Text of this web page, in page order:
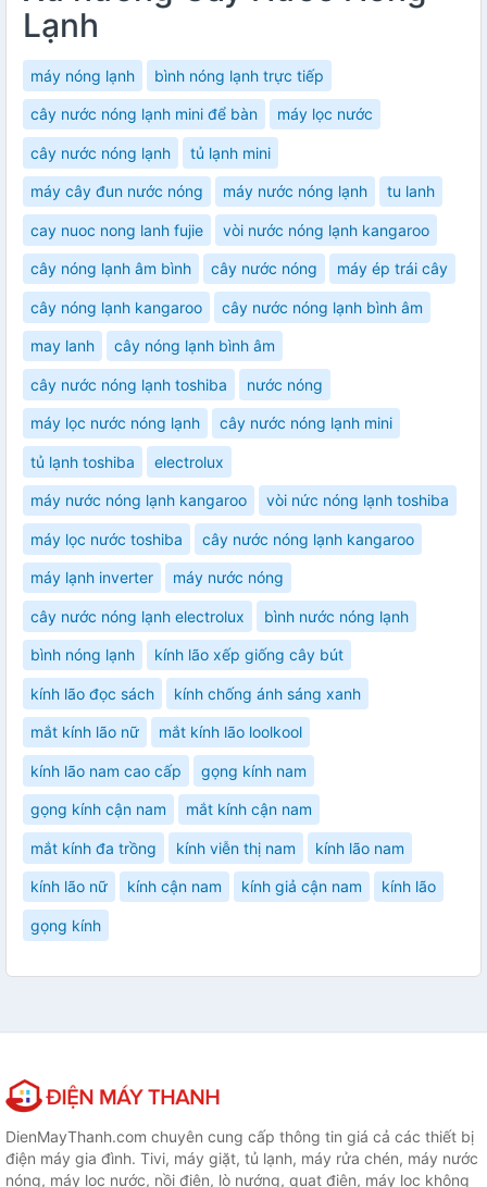
Lạnh
máy nóng lạnh bình nóng lạnh trực tiếp
cây nước nóng lạnh mini để bàn máy lọc nước
cây nước nóng lạnh tủ lạnh mini
máy cây đun nước nóng máy nước nóng lạnh tu lanh
cay nuoc nong lanh fujie vòi nước nóng lạnh kangaroo
cây nóng lạnh âm bình cây nước nóng máy ép trái cây
cây nóng lạnh kangaroo cây nước nóng lạnh bình âm
may lanh cây nóng lạnh bình âm
cây nước nóng lạnh toshiba nước nóng
máy lọc nước nóng lạnh cây nước nóng lạnh mini
tủ lạnh toshiba electrolux
máy nước nóng lạnh kangaroo vòi nức nóng lạnh toshiba
máy lọc nước toshiba cây nước nóng lạnh kangaroo
máy lạnh inverter máy nước nóng
cây nước nóng lạnh electrolux bình nước nóng lạnh
bình nóng lạnh kính lão xếp giống cây bút
kính lão đọc sách kính chống ánh sáng xanh
mắt kính lão nữ mắt kính lão loolkool
kính lão nam cao cấp gọng kính nam
gọng kính cận nam mắt kính cận nam
mắt kính đa trồng kính viễn thị nam kính lão nam
kính lão nữ kính cận nam kính giả cận nam kính lão
gọng kính
DienMayThanh.com chuyên cung cấp thông tin giá cả các thiết bị
điện máy gia đình. Tivi, máy giặt, tủ lạnh, máy rửa chén, máy nước
nóng, máy lọc nước, nồi điện, lò nướng, quạt điện, máy lọc không